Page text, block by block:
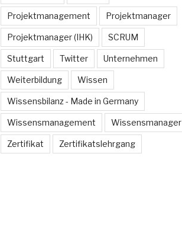
Projektmanagement Projektmanager
Projektmanager (IHK) SCRUM
Stuttgart Twitter Unternehmen
Weiterbildung Wissen
Wissensbilanz - Made in Germany
Wissensmanagement Wissensmanager
Zertifikat Zertifikatslehrgang